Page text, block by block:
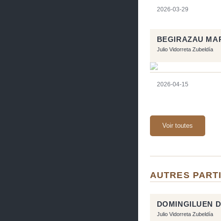
2026-03-29
BEGIRAZAU
Julio Vidorreta Zubeldía
2026-04-15
Voir toutes
AUTRES
DOMINGILUEN
Julio Vidorreta Zubeldía